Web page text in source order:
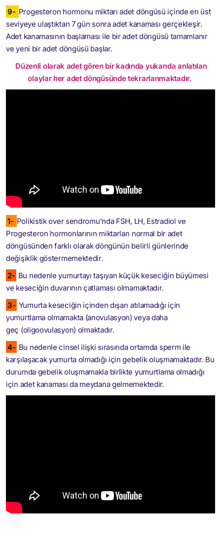
9- Progesteron hormonu miktarı adet döngüsü içinde en üst
seviyeye ulaştıktan 7 gün sonra adet kanaması gerçekleşir.
Adet kanamasının başlaması ile bir adet döngüsü tamamlanır
ve yeni bir adet döngüsü başlar.
Düzenli olarak adet gören bir kadında yukarıda anlatılan
olaylar her adet döngüsünde tekrarlanmaktadır.
1- Polikistik over sendromu’nda FSH, LH, Estradiol ve
Progesteron hormonlarının miktarları normal bir adet
döngüsünden farklı olarak döngünün belirli günlerinde
değişiklik göstermemektedir.
2- Bu nedenle yumurtayı taşıyan küçük keseciğin büyümesi
ve keseciğin duvarının çatlaması olmamaktadır.
3- Yumurta keseciğin içinden dışarı atılamadığı için
yumurtlama olmamakta (anovulasyon) veya daha
geç (oligoovulasyon) olmaktadır.
4- Bu nedenle cinsel ilişki sırasında ortamda sperm ile
karşılaşacak yumurta olmadığı için gebelik oluşmamaktadır. Bu
durumda gebelik oluşmamakla birlikte yumurtlama olmadığı
için adet kanaması da meydana gelmemektedir.